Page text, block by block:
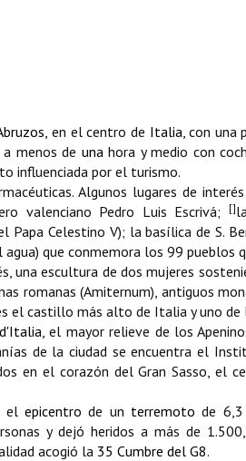
, en el centro de Italia, con una
menos de unahora y medio con
influenciada por el turismo.
Algunos lugares de
valenciano Pedro Luis Escrivá; []
Papa Celestino V); la basílica de S.
que conmemora los 99 pueblos
una escultura de dos mujeres
romanas (Amiternum), antiguos
el castillo más alto de Italia y uno de
, el mayor relieve de los
de la ciudad se encuentra el
en el corazón del Gran Sasso, el
elepicentro de un terremoto de
y dejó heridos a más de
acogió la 35 Cumbre del G8.